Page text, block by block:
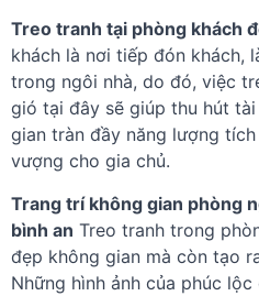
Treo tranh tại phòng khách
khách là nơi tiếp đón khách,
trong ngôi nhà, do đó, việc
gió tại đây sẽ giúp thu hút
gian tràn đầy năng lượng
vượng cho gia chủ.
Trang trí không gian phòng
bình an Treo tranh trong
đẹp không gian mà còn tạo
Những hình ảnh của phúc